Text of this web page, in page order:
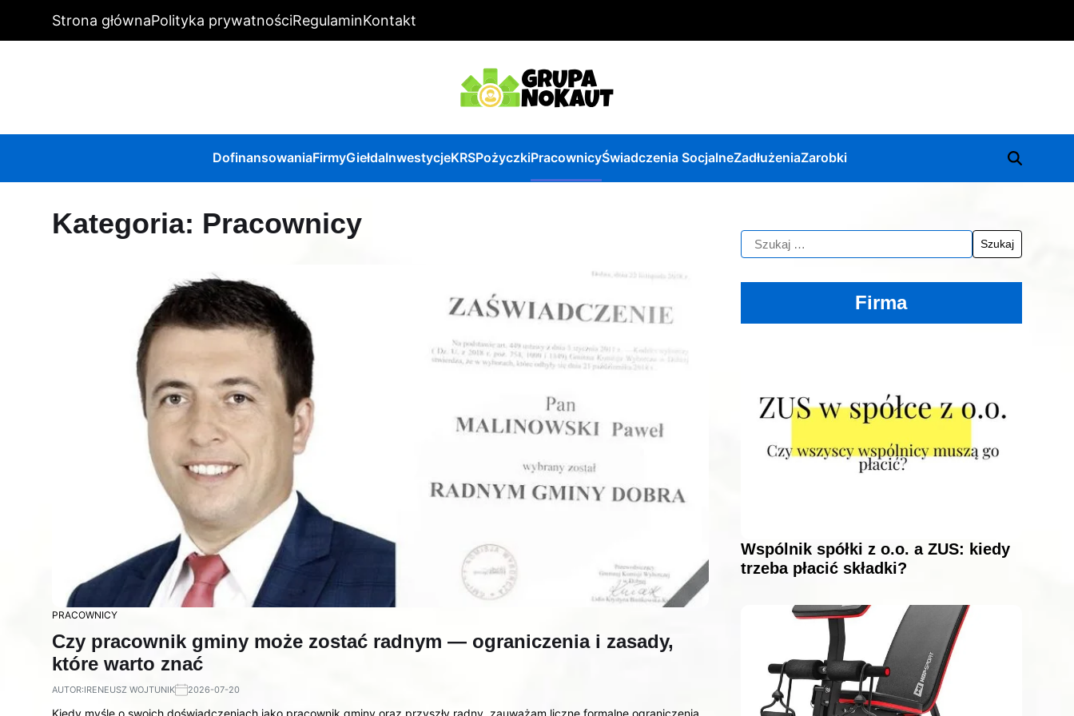
Strona głównaPolityka prywatnościRegulaminKontakt
DofinansowaniaFirmyGiełdaInwestycjeKRSPożyczkiPracownicyŚwiadczenia SocjalneZadłużeniaZarobki
Kategoria: Pracownicy
PRACOWNICY
Czy pracownik gminy może zostać radnym — ograniczenia i zasady,
które warto znać
AUTOR:IRENEUSZ WOJTUNIK 2026-07-20
Kiedy myślę o swoich doświadczeniach jako pracownik gminy oraz przyszły radny, zauważam liczne formalne ograniczenia,
Firma
Wspólnik spółki z o.o. a ZUS: kiedy
trzeba płacić składki?